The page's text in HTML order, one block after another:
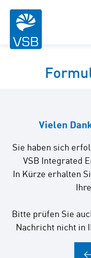
Vielen
Sie haben sich
VSB Integrated
In Kürze erhalten
Bitte prüfen Sie
Nachricht nicht in